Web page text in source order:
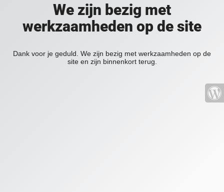
We zijn bezig met
werkzaamheden op de site
Dank voor je geduld. We zijn bezig met werkzaamheden op de
site en zijn binnenkort terug.